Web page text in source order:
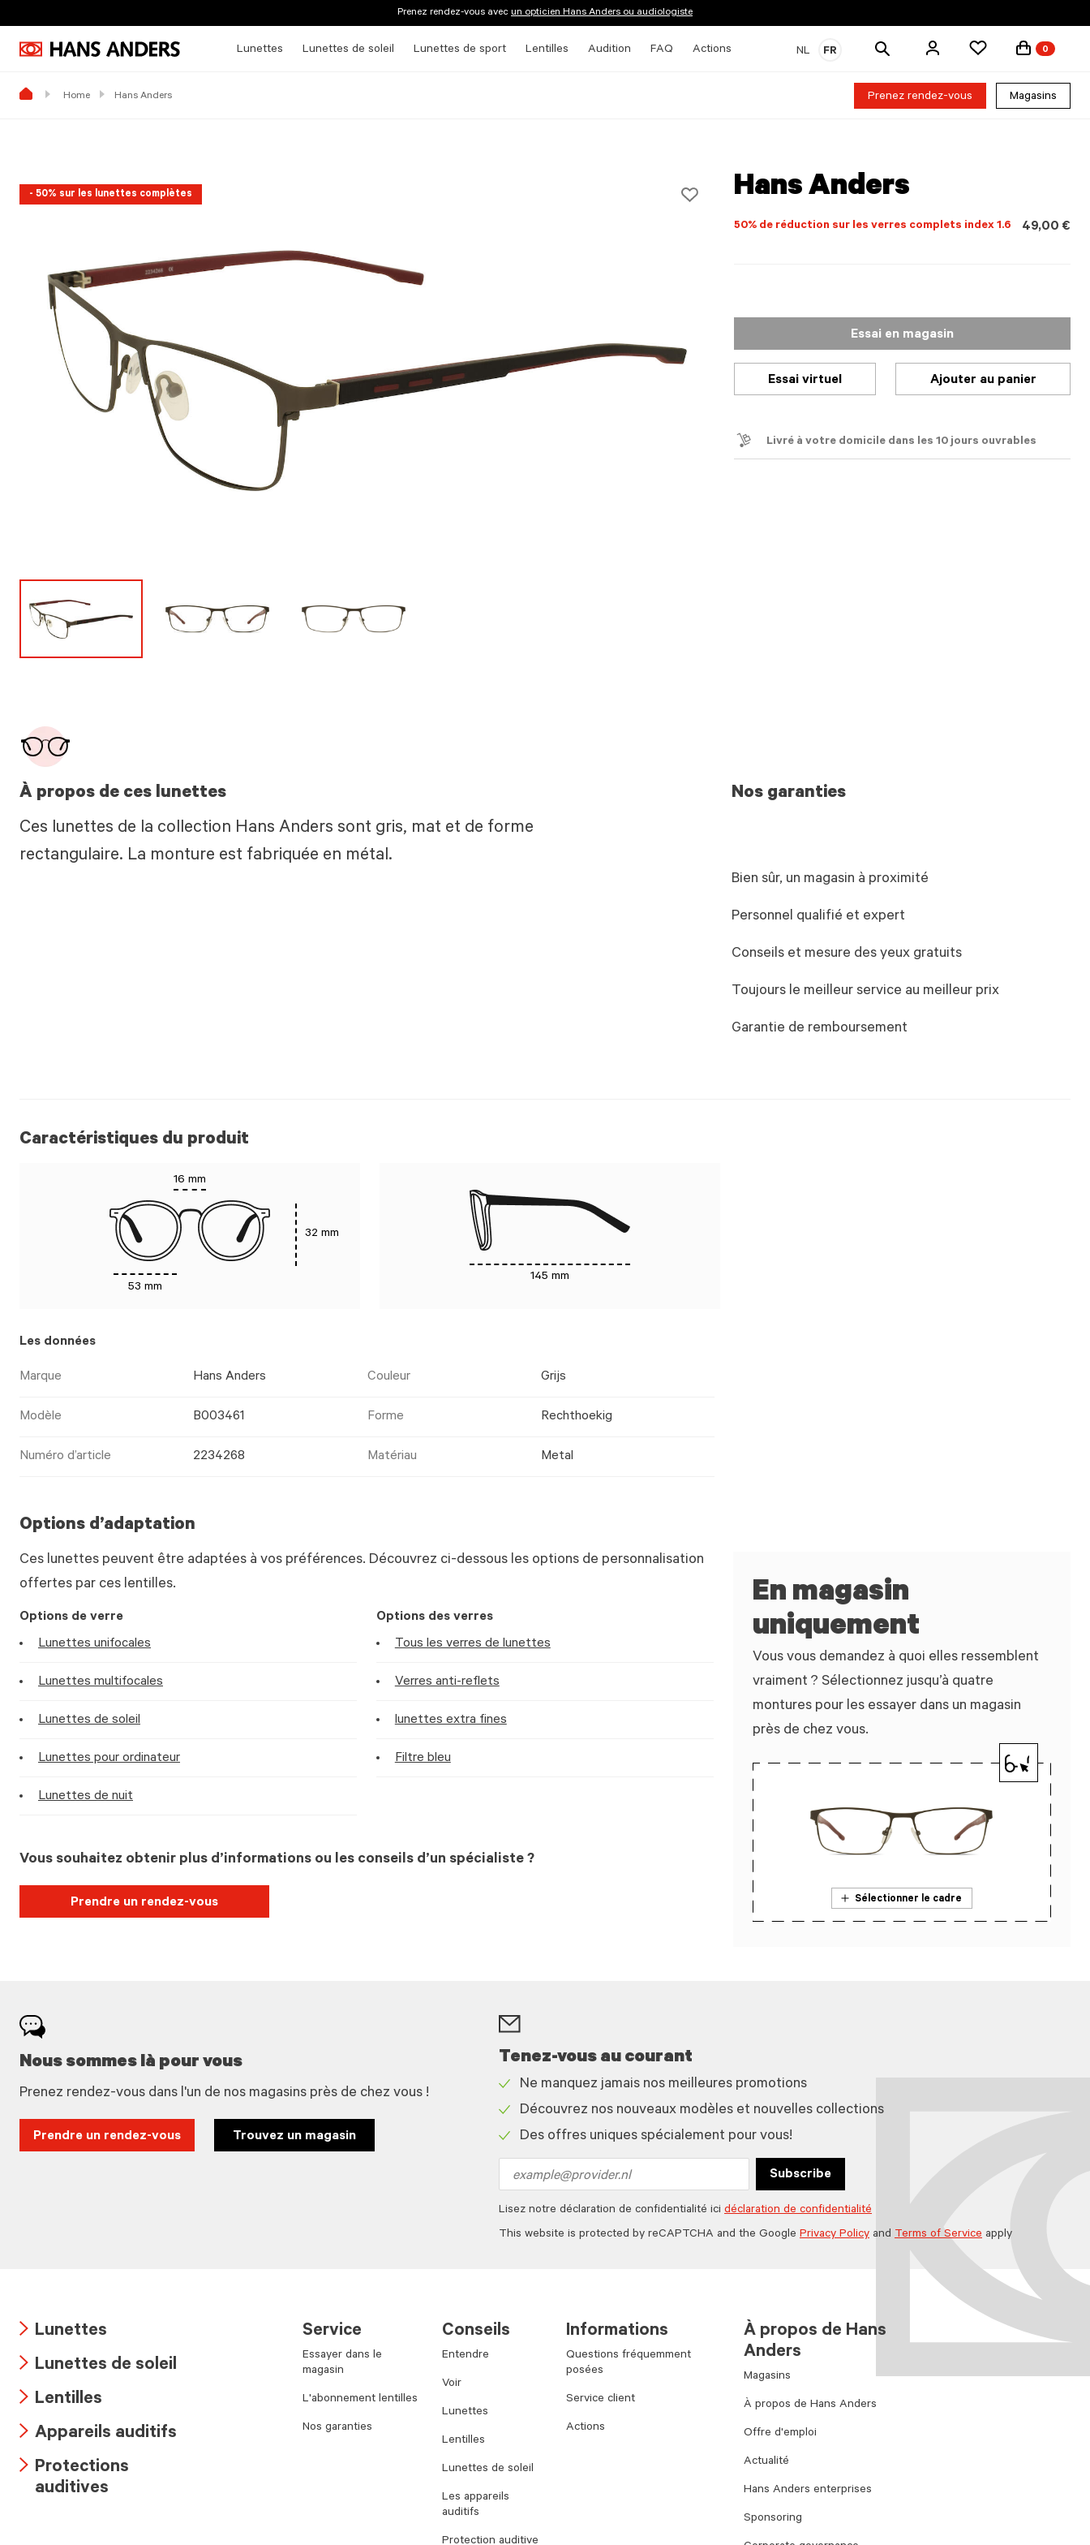
Prenez rendez-vous avec un opticien Hans Anders ou audiologiste
Lunettes Lunettes de soleil Lunettes de sport Lentilles Audition FAQ Actions NL FR
Rechercher
0
Home Hans Anders Prenez rendez-vous Magasins
- 50% sur les lunettes complètes Hans Anders
50% de réduction sur les verres complets index 1.6 49,00 €
Essai en magasin
Essai virtuel Ajouter au panier
Livré à votre domicile dans les 10 jours ouvrables
À propos de ces lunettes
Ces lunettes de la collection Hans Anders sont gris, mat et de forme
rectangulaire. La monture est fabriquée en métal.
Nos garanties
Bien sûr, un magasin à proximité
Personnel qualifié et expert
Conseils et mesure des yeux gratuits
Toujours le meilleur service au meilleur prix
Garantie de remboursement
Caractéristiques du produit
16 mm
53 mm
32 mm
145 mm
Les données
Marque Hans Anders Couleur Grijs
Modèle B003461 Forme Rechthoekig
Numéro d’article 2234268 Matériau Metal
Options d’adaptation
Ces lunettes peuvent être adaptées à vos préférences. Découvrez ci-dessous les options de personnalisation
offertes par ces lentilles.
Options de verre
Lunettes unifocales
Lunettes multifocales
Lunettes de soleil
Lunettes pour ordinateur
Lunettes de nuit
Options des verres
Tous les verres de lunettes
Verres anti-reflets
lunettes extra fines
Filtre bleu
Vous souhaitez obtenir plus d’informations ou les conseils d’un spécialiste ?
Prendre un rendez-vous
En magasin
uniquement
Vous vous demandez à quoi elles ressemblent
vraiment ? Sélectionnez jusqu’à quatre
montures pour les essayer dans un magasin
près de chez vous.
Sélectionner le cadre
Nous sommes là pour vous
Prenez rendez-vous dans l'un de nos magasins près de chez vous !
Prendre un rendez-vous Trouvez un magasin
Tenez-vous au courant
icon
Ne manquez jamais nos meilleures promotions
icon
Découvrez nos nouveaux modèles et nouvelles collections
Des offres uniques spécialement pour vous!
address
Subscribe
Lisez notre déclaration de confidentialité ici déclaration de confidentialité
This website is protected by reCAPTCHA and the Google Privacy Policy and Terms of Service apply
icon
Lunettes
icon
Lunettes de soleil
icon
Lentilles
icon
Appareils auditifs
Arrow
Protections
auditives
Service
Essayer dans le
magasin
L'abonnement lentilles
Nos garanties
Conseils
Entendre
Voir
Lunettes
Lentilles
Lunettes de soleil
Les appareils
auditifs
Protection auditive
Informations
Questions fréquemment
posées
Service client
Actions
À propos de Hans
Anders
Magasins
À propos de Hans Anders
Offre d'emploi
Actualité
Hans Anders enterprises
Sponsoring